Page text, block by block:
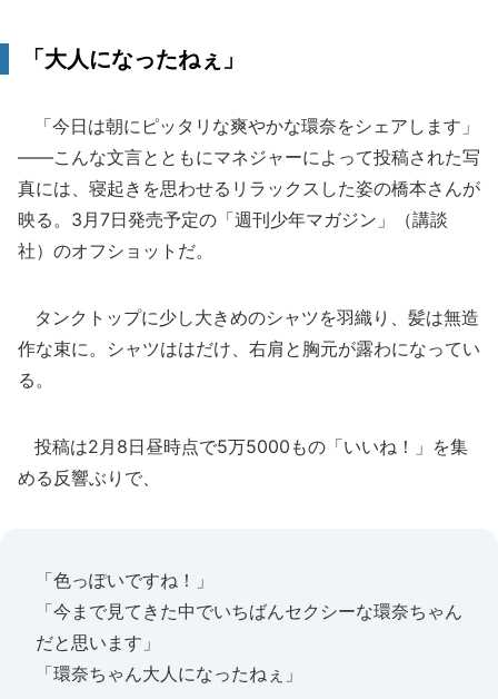
「大人になったねぇ」
「今日は朝にピッタリな爽やかな環奈をシェアします」
――こんな文言とともにマネジャーによって投稿された写
真には、寝起きを思わせるリラックスした姿の橋本さんが
映る。3月7日発売予定の「週刊少年マガジン」（講談
社）のオフショットだ。
タンクトップに少し大きめのシャツを羽織り、髪は無造
作な束に。シャツははだけ、右肩と胸元が露わになってい
る。
投稿は2月8日昼時点で5万5000もの「いいね！」を集
める反響ぶりで、
「色っぽいですね！」
「今まで見てきた中でいちばんセクシーな環奈ちゃん
だと思います」
「環奈ちゃん大人になったねぇ」